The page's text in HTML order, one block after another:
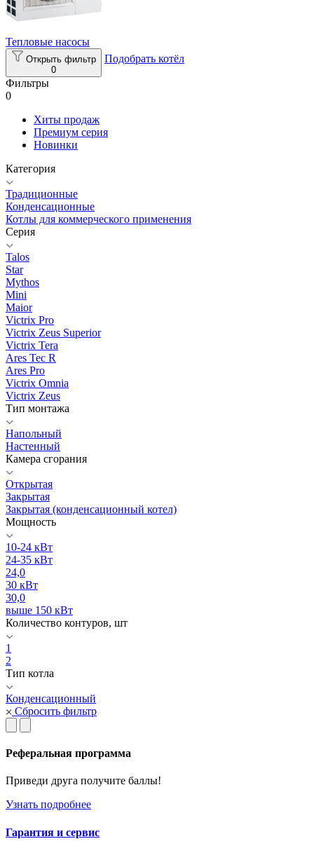
Тепловые насосы
Открыть фильтр
0
Подобрать котёл
Фильтры
0
Хиты продаж
Премиум серия
Новинки
Категория
Традиционные
Конденсационные
Котлы для коммерческого применения
Серия
Talos
Star
Mythos
Mini
Maior
Victrix Pro
Victrix Zeus Superior
Victrix Tera
Ares Tec R
Ares Pro
Victrix Omnia
Victrix Zeus
Тип монтажа
Напольный
Настенный
Камера сгорания
Открытая
Закрытая
Закрытая (конденсационный котел)
Мощность
10-24 кВт
24-35 кВт
24,0
30 кВт
30,0
выше 150 кВт
Количество контуров, шт
1
2
Тип котла
Конденсационный
Сбросить фильтр
Реферальная программа
Приведи друга получите баллы!
Узнать подробнее
Гарантия и сервис